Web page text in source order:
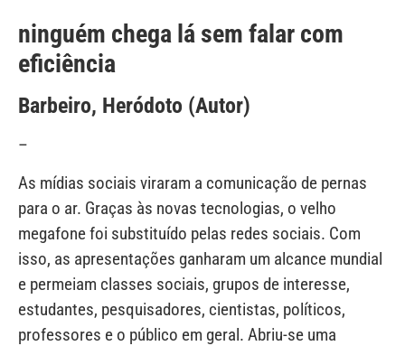
ninguém chega lá sem falar com
eficiência
Barbeiro, Heródoto (Autor)
–
As mídias sociais viraram a comunicação de pernas
para o ar. Graças às novas tecnologias, o velho
megafone foi substituído pelas redes sociais. Com
isso, as apresentações ganharam um alcance mundial
e permeiam classes sociais, grupos de interesse,
estudantes, pesquisadores, cientistas, políticos,
professores e o público em geral. Abriu-se uma